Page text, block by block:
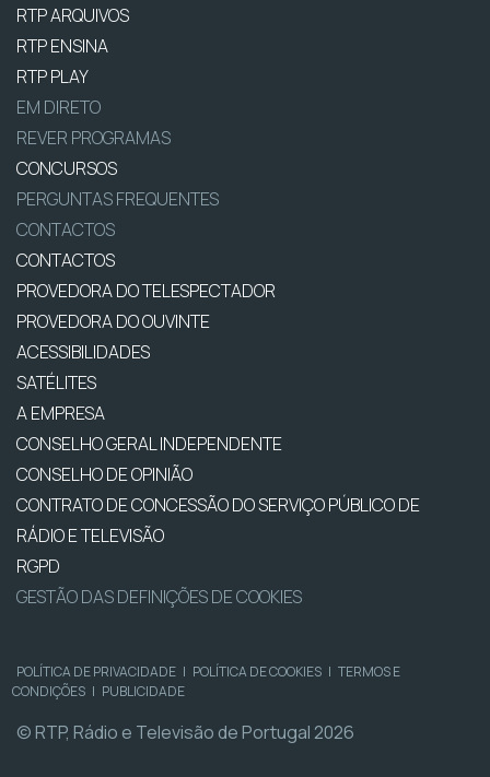
RTP ARQUIVOS
RTP ENSINA
RTP PLAY
EM DIRETO
REVER PROGRAMAS
CONCURSOS
PERGUNTAS FREQUENTES
CONTACTOS
CONTACTOS
PROVEDORA DO TELESPECTADOR
PROVEDORA DO OUVINTE
ACESSIBILIDADES
SATÉLITES
A EMPRESA
CONSELHO GERAL INDEPENDENTE
CONSELHO DE OPINIÃO
CONTRATO DE CONCESSÃO DO SERVIÇO PÚBLICO DE
RÁDIO E TELEVISÃO
RGPD
GESTÃO DAS DEFINIÇÕES DE COOKIES
POLÍTICA DE PRIVACIDADE | POLÍTICA DE COOKIES | TERMOS E
CONDIÇÕES | PUBLICIDADE
© RTP, Rádio e Televisão de Portugal 2026